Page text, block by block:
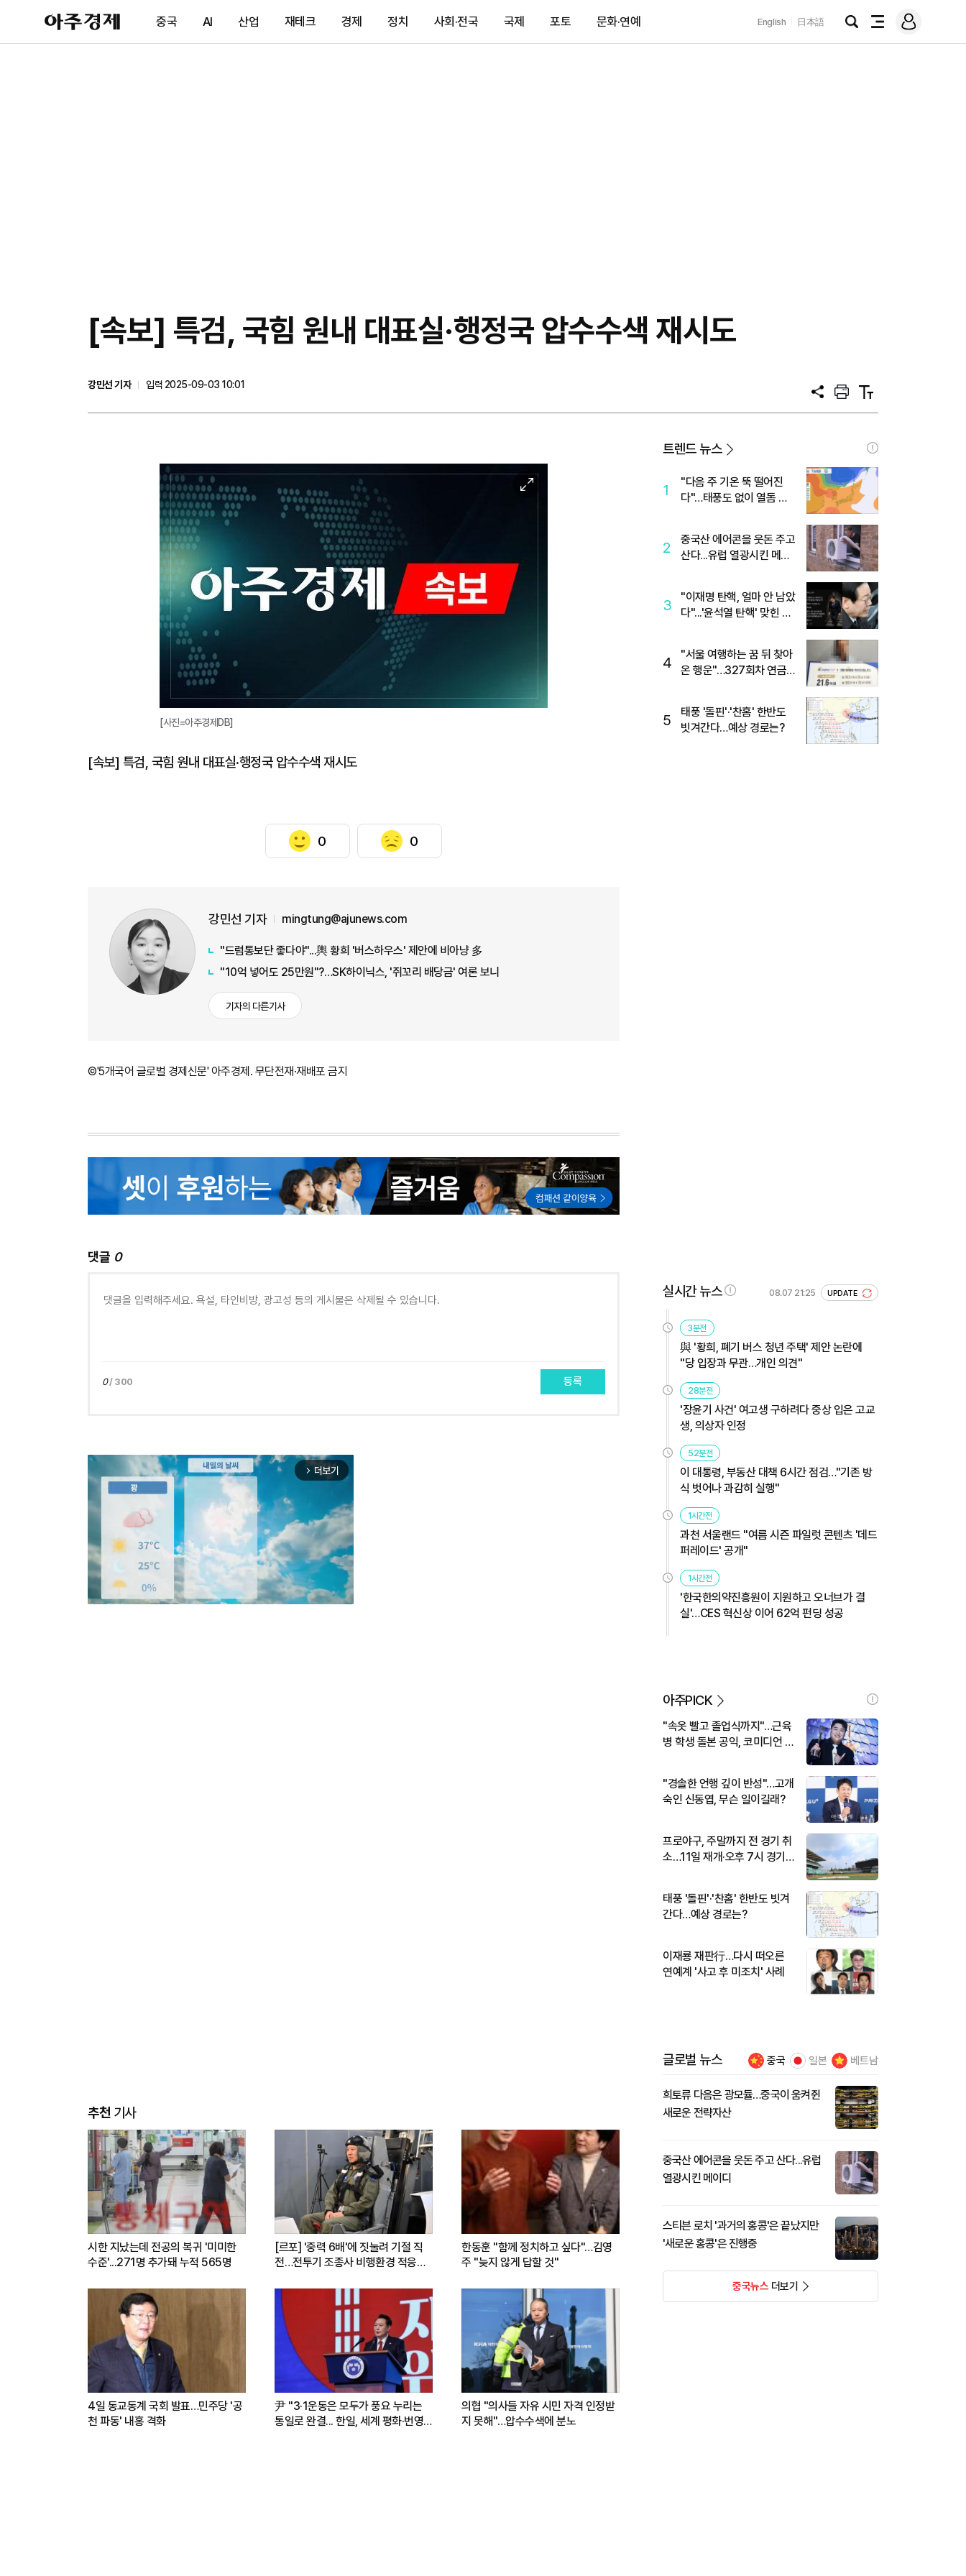
아
주
제
중국 AI 산업 재테크 경제 정치 사회·전국 국제 포토 문화·연예 English 日本語
검
전
메
그
[속보] 특검, 국힘 원내 대표실·행정국 압수수색 재시도
강민선 기자
입력 2025-09-03 10:01
공
프
트
텍
트
대
[사진=아주경제DB]
[속보] 특검, 국힘 원내 대표실·행정국 압수수색 재시도
0 0
강민선 기자 mingtung@ajunews.com
"드럼통보단 좋다야"...輿 황희 '버스하우스' 제안에 비아냥 多
"10억 넣어도 25만원"?…SK하이닉스, '쥐꼬리 배당금' 여론 보니
기자의 다른기사
©'5개국어 글로벌 경제신문' 아주경제. 무단전재·재배포 금지
댓글 0
0/ 300 등록
arrow_forward_ios 더보기
추천기사
시한 지났는데 전공의 복귀 '미미한
수준'...271명 추가돼 누적 565명
[르포] '중력 6배'에 짓눌려 기절 직
전…전투기 조종사 비행환경 적응훈
한동훈 "함께 정치하고 싶다"…김영
주 "늦지 않게 답할 것"
4일 동교동계 국회 발표…민주당 '공
천 파동' 내홍 격화
尹 "3·1운동은 모두가 풍요 누리는
통일로 완결... 한일, 세계 평화·번영
의협 "의사들 자유 시민 자격 인정받
지 못해"…압수수색에 분노
트렌드 뉴스
1
"다음 주 기온 뚝 떨어진
다"…태풍도 없이 열돔 박
2
중국산 에어콘을 웃돈 주고
산다...유럽 열광시킨 메이
3
"이재명 탄핵, 얼마 안 남았
다"...'윤석열 탄핵' 맞힌 무
4
"서울 여행하는 꿈 뒤 찾아
온 행운"…327회차 연금
5
태풍 '돌핀'·'찬홈' 한반도
빗겨간다…예상 경로는?
실시간 뉴스 08.07 21:25 UPDATE
3분전
與 '황희, 폐기 버스 청년 주택' 제안 논란에
"당 입장과 무관…개인 의견"
28분전
'장윤기 사건' 여고생 구하려다 중상 입은 고교
생, 의상자 인정
52분전
이 대통령, 부동산 대책 6시간 점검…"기존 방
식 벗어나 과감히 실행"
1시간전
과천 서울랜드 "여름 시즌 파일럿 콘텐츠 '데드
퍼레이드' 공개"
1시간전
'한국한의약진흥원이 지원하고 오너브가 결
실'…CES 혁신상 이어 62억 펀딩 성공
아주PICK
"속옷 빨고 졸업식까지"…근육
병 학생 돌본 공익, 코미디언 김
"경솔한 언행 깊이 반성"…고개
숙인 신동엽, 무슨 일이길래?
프로야구, 주말까지 전 경기 취
소…11일 재개·오후 7시 경기
태풍 '돌핀'·'찬홈' 한반도 빗겨
간다…예상 경로는?
이재룡 재판行…다시 떠오른
연예계 '사고 후 미조치' 사례
글로벌 뉴스 중국 일본 베트남
희토류 다음은 광모듈…중국이 움켜쥔
새로운 전략자산
중국산 에어콘을 웃돈 주고 산다...유럽
열광시킨 메이디
스티븐 로치 '과거의 홍콩'은 끝났지만
'새로운 홍콩'은 진행중
중국뉴스더보기